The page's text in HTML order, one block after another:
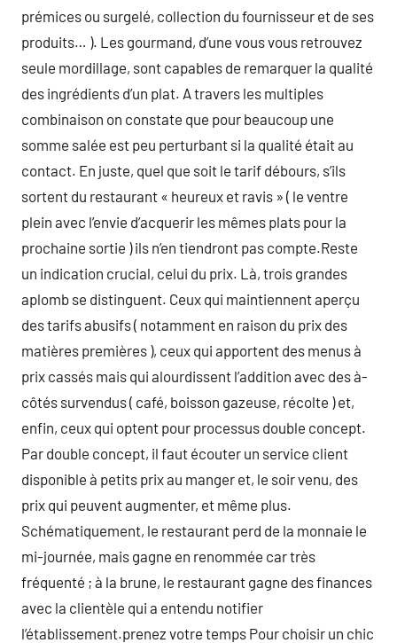
prémices ou surgelé, collection du fournisseur et de ses
produits… ). Les gourmand, d’une vous vous retrouvez
seule mordillage, sont capables de remarquer la qualité
des ingrédients d’un plat. A travers les multiples
combinaison on constate que pour beaucoup une
somme salée est peu perturbant si la qualité était au
contact. En juste, quel que soit le tarif débours, s’ils
sortent du restaurant « heureux et ravis » ( le ventre
plein avec l’envie d’acquerir les mêmes plats pour la
prochaine sortie ) ils n’en tiendront pas compte.Reste
un indication crucial, celui du prix. Là, trois grandes
aplomb se distinguent. Ceux qui maintiennent aperçu
des tarifs abusifs ( notamment en raison du prix des
matières premières ), ceux qui apportent des menus à
prix cassés mais qui alourdissent l’addition avec des à-
côtés survendus ( café, boisson gazeuse, récolte ) et,
enfin, ceux qui optent pour processus double concept.
Par double concept, il faut écouter un service client
disponible à petits prix au manger et, le soir venu, des
prix qui peuvent augmenter, et même plus.
Schématiquement, le restaurant perd de la monnaie le
mi-journée, mais gagne en renommée car très
fréquenté ; à la brune, le restaurant gagne des finances
avec la clientèle qui a entendu notifier
l’établissement.prenez votre temps Pour choisir un chic